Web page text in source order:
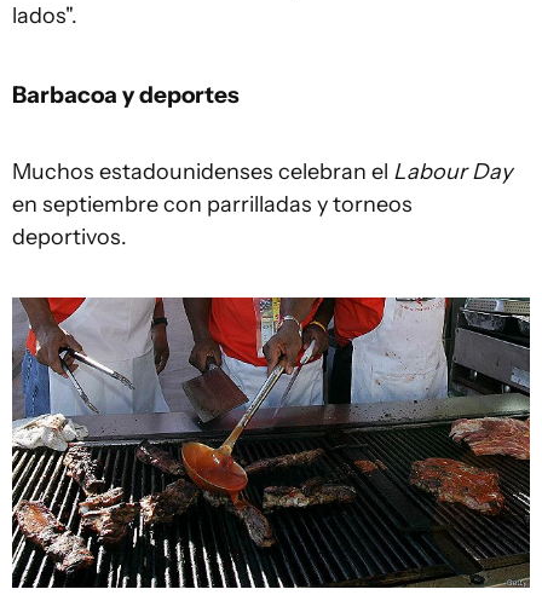
lados".
Barbacoa y deportes
Muchos estadounidenses celebran el Labour Day
en septiembre con parrilladas y torneos
deportivos.